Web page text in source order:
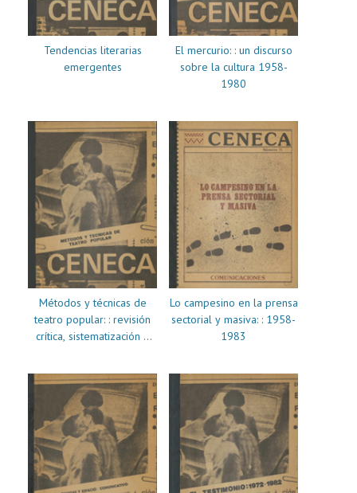
Tendencias literarias
emergentes
El mercurio: : un discurso
sobre la cultura 1958-
1980
Métodos y técnicas de
teatro popular: : revisión
crítica, sistematización y
Lo campesino en la prensa
sectorial y masiva: : 1958-
1983